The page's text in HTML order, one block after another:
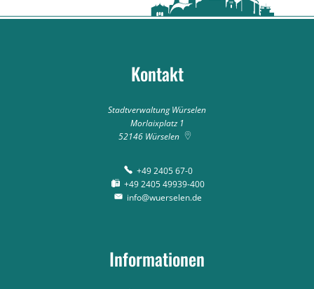
Kontakt
Stadtverwaltung Würselen
Morlaixplatz 1
52146 Würselen
+49 2405 67-0
+49 2405 49939-400
info@wuerselen.de
Informationen